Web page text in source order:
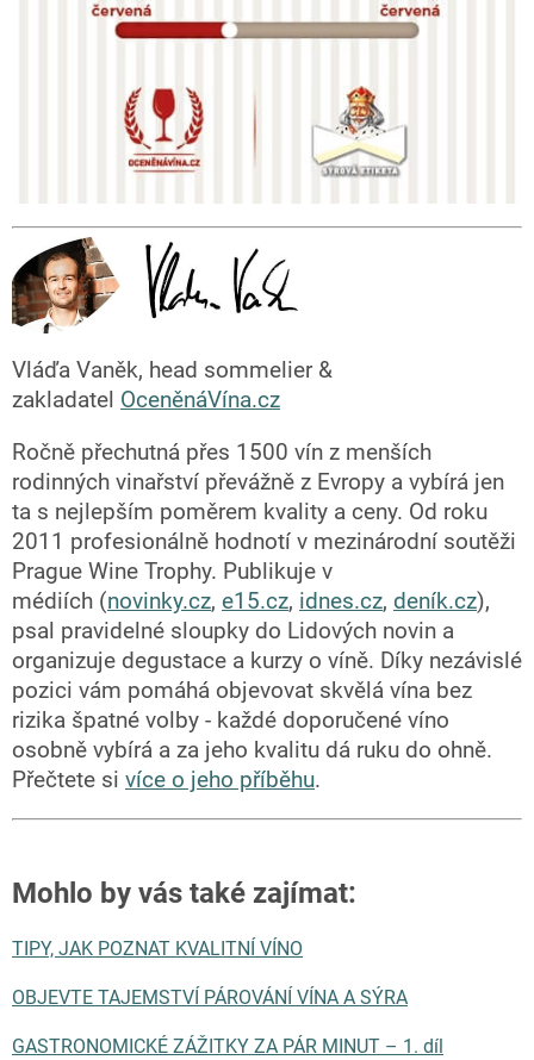
Vláďa Vaněk, head sommelier &
zakladatel OceněnáVína.cz
Ročně přechutná přes 1500 vín z menších
rodinných vinařství převážně z Evropy a vybírá jen
ta s nejlepším poměrem kvality a ceny. Od roku
2011 profesionálně hodnotí v mezinárodní soutěži
Prague Wine Trophy. Publikuje v
médiích (novinky.cz, e15.cz, idnes.cz, deník.cz),
psal pravidelné sloupky do Lidových novin a
organizuje degustace a kurzy o víně. Díky nezávislé
pozici vám pomáhá objevovat skvělá vína bez
rizika špatné volby - každé doporučené víno
osobně vybírá a za jeho kvalitu dá ruku do ohně.
Přečtete si více o jeho příběhu.
Mohlo by vás také zajímat:
TIPY, JAK POZNAT KVALITNÍ VÍNO
OBJEVTE TAJEMSTVÍ PÁROVÁNÍ VÍNA A SÝRA
GASTRONOMICKÉ ZÁŽITKY ZA PÁR MINUT – 1. díl